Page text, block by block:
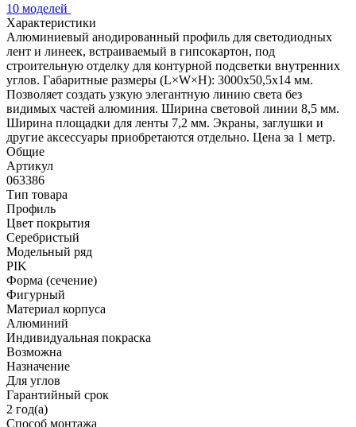
10 моделей
Характеристики
Алюминиевый анодированный профиль для светодиодных
лент и линеек, встраиваемый в гипсокартон, под
строительную отделку для контурной подсветки внутренних
углов. Габаритные размеры (L×W×H): 3000x50,5x14 мм.
Позволяет создать узкую элегантную линию света без
видимых частей алюминия. Ширина световой линии 8,5 мм.
Ширина площадки для ленты 7,2 мм. Экраны, заглушки и
другие аксессуары приобретаются отдельно. Цена за 1 метр.
Общие
Артикул
063386
Тип товара
Профиль
Цвет покрытия
Серебристый
Модельный ряд
PIK
Форма (сечение)
Фигурный
Материал корпуса
Алюминий
Индивидуальная покраска
Возможна
Назначение
Для углов
Гарантийный срок
2 год(а)
Способ монтажа